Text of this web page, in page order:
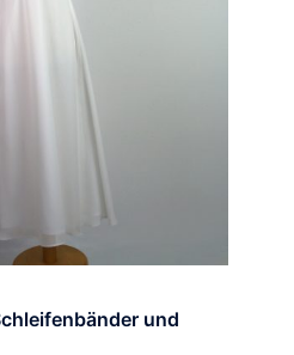
und